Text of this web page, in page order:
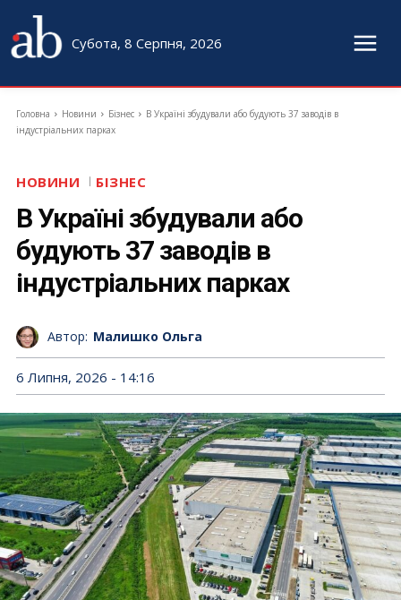
Субота, 8 Серпня, 2026
Головна Новини Бізнес
В Україні збудували або будують 37 заводів в
індустріальних парках
НОВИНИ БІЗНЕС
В Україні збудували або
будують 37 заводів в
індустріальних парках
Автор: Малишко Ольга
6 Липня, 2026 - 14:16